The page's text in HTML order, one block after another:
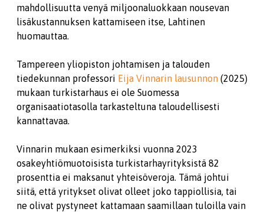
mahdollisuutta venyä miljoonaluokkaan nousevan
lisäkustannuksen kattamiseen itse, Lahtinen
huomauttaa.
Tampereen yliopiston johtamisen ja talouden
tiedekunnan professori Eija Vinnarin lausunnon (2025)
mukaan turkistarhaus ei ole Suomessa
organisaatiotasolla tarkasteltuna taloudellisesti
kannattavaa.
Vinnarin mukaan esimerkiksi vuonna 2023
osakeyhtiömuotoisista turkistarhayrityksistä 82
prosenttia ei maksanut yhteisöveroja. Tämä johtui
siitä, että yritykset olivat olleet joko tappiollisia, tai
ne olivat pystyneet kattamaan saamillaan tuloilla vain